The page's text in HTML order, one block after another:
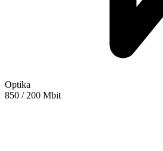
Optika
850 / 200 Mbit